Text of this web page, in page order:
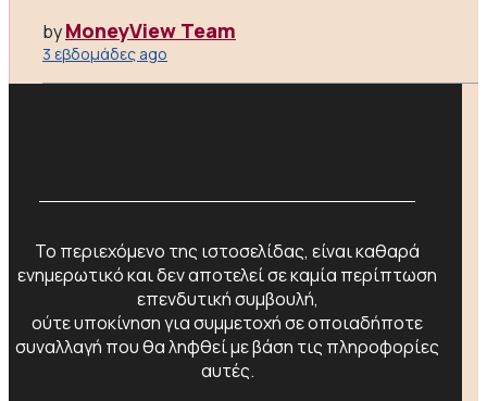
byMoneyView Team
3 εβδομάδες ago
Το περιεχόμενο της ιστοσελίδας, είναι καθαρά
ενημερωτικό και δεν αποτελεί σε καμία περίπτωση
επενδυτική συμβουλή,
ούτε υποκίνηση για συμμετοχή σε οποιαδήποτε
συναλλαγή που θα ληφθεί με βάση τις πληροφορίες
αυτές.